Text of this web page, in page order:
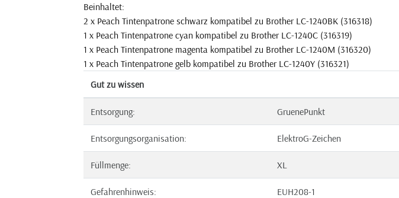
Beinhaltet:
2 x Peach Tintenpatrone schwarz kompatibel zu Brother LC-1240BK (316318)
1 x Peach Tintenpatrone cyan kompatibel zu Brother LC-1240C (316319)
1 x Peach Tintenpatrone magenta kompatibel zu Brother LC-1240M (316320)
1 x Peach Tintenpatrone gelb kompatibel zu Brother LC-1240Y (316321)
Gut zu wissen
Entsorgung: GruenePunkt
Entsorgungsorganisation: ElektroG-Zeichen
Füllmenge: XL
Gefahrenhinweis: EUH208-1